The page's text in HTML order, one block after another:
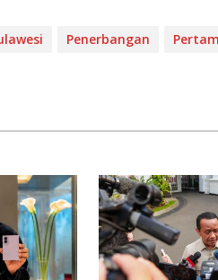
Penerbangan